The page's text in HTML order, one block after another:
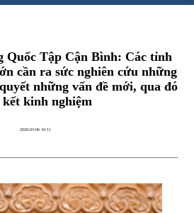
Quốc Tập Cận Bình: Các tỉnh
cần ra sức nghiên cứu những
những vấn đề mới, qua đó
kết kinh nghiệm
2026-03-06 10:11